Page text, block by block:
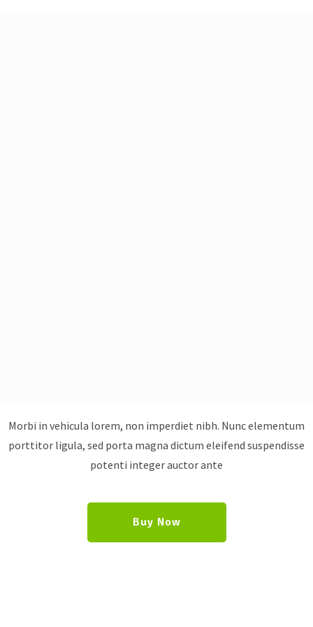
Morbi in vehicula lorem, non imperdiet nibh. Nunc elementum
porttitor ligula, sed porta magna dictum eleifend suspendisse
potenti integer auctor ante
Buy Now